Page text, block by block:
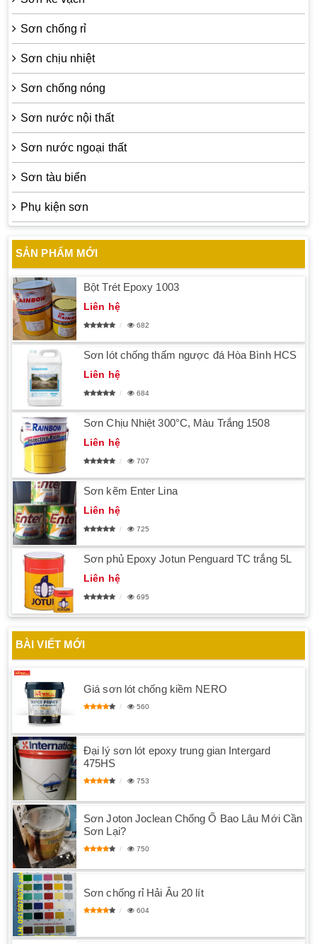
Sơn chống rỉ
Sơn chịu nhiệt
Sơn chống nóng
Sơn nước nội thất
Sơn nước ngoại thất
Sơn tàu biển
Phụ kiện sơn
SẢN PHẨM MỚI
Bột Trét Epoxy 1003
Liên hệ
682
Sơn lót chống thấm ngược đá Hòa Bình HCS
Liên hệ
684
Sơn Chịu Nhiệt 300°C, Màu Trắng 1508
Liên hệ
707
Sơn kẽm Enter Lina
Liên hệ
725
Sơn phủ Epoxy Jotun Penguard TC trắng 5L
Liên hệ
695
BÀI VIẾT MỚI
Giá sơn lót chống kiềm NERO
560
Đại lý sơn lót epoxy trung gian Intergard
475HS
753
Sơn Joton Joclean Chống Ố Bao Lâu Mới Cần
Sơn Lại?
750
Sơn chống rỉ Hải Âu 20 lít
604